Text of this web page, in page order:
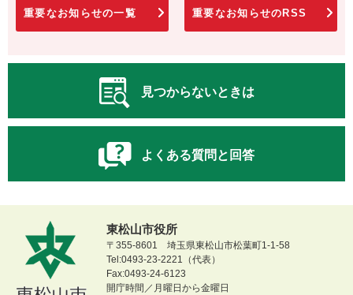
重要なお知らせの一覧 重要なお知らせのRSS
見つからないときは
よくある質問と回答
東松山市役所
〒355-8601 埼玉県東松山市松葉町1-1-58
Tel:0493-23-2221（代表）
Fax:0493-24-6123
開庁時間／月曜日から金曜日